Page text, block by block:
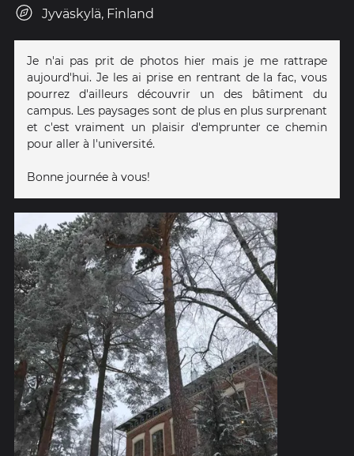
Jyväskylä, Finland
Je n'ai pas prit de photos hier mais je me rattrape
aujourd'hui. Je les ai prise en rentrant de la fac, vous
pourrez d'ailleurs découvrir un des bâtiment du
campus. Les paysages sont de plus en plus surprenant
et c'est vraiment un plaisir d'emprunter ce chemin
pour aller à l'université.
Bonne journée à vous!